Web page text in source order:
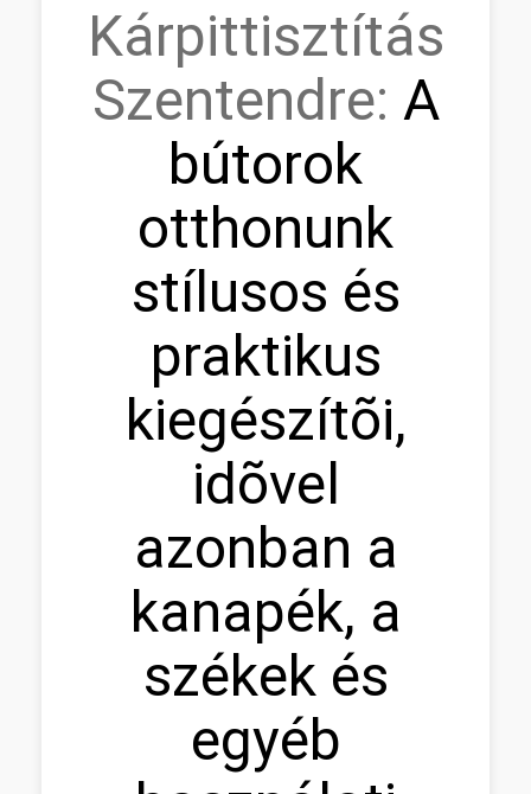
Kárpittisztítás
Szentendre: A
bútorok
otthonunk
stílusos és
praktikus
kiegészítõi,
idõvel
azonban a
kanapék, a
székek és
egyéb